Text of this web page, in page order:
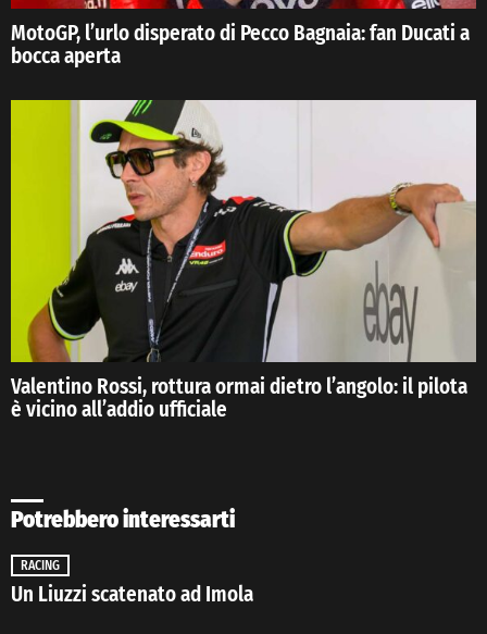
MotoGP, l’urlo disperato di Pecco Bagnaia: fan Ducati a
bocca aperta
Valentino Rossi, rottura ormai dietro l’angolo: il pilota
è vicino all’addio ufficiale
Potrebbero interessarti
RACING
Un Liuzzi scatenato ad Imola